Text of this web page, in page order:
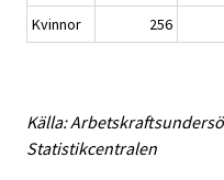
Kvinnor
256
Källa:
Statistikcentralen